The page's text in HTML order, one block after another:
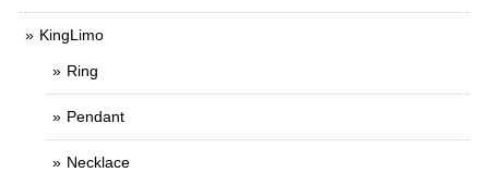
KingLimo
Ring
Pendant
Necklace